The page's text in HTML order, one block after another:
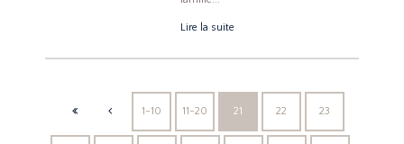
Lire la suite
1-10 11-20 21 22 23